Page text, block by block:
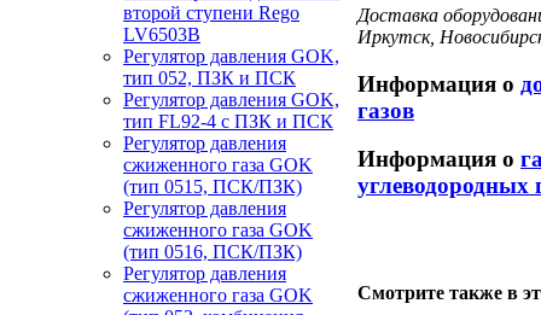
второй ступени Rego
LV6503B
Регулятор давления GOK,
тип 052, ПЗК и ПСК
Регулятор давления GOK,
тип FL92-4 с ПЗК и ПСК
Регулятор давления
сжиженного газа GOK
(тип 0515, ПСК/ПЗК)
Регулятор давления
сжиженного газа GOK
(тип 0516, ПСК/ПЗК)
Регулятор давления
сжиженного газа GOK
Доставка
Иркутск,
Информация о
газов
Информация о
углеводородных
Смотрите также в